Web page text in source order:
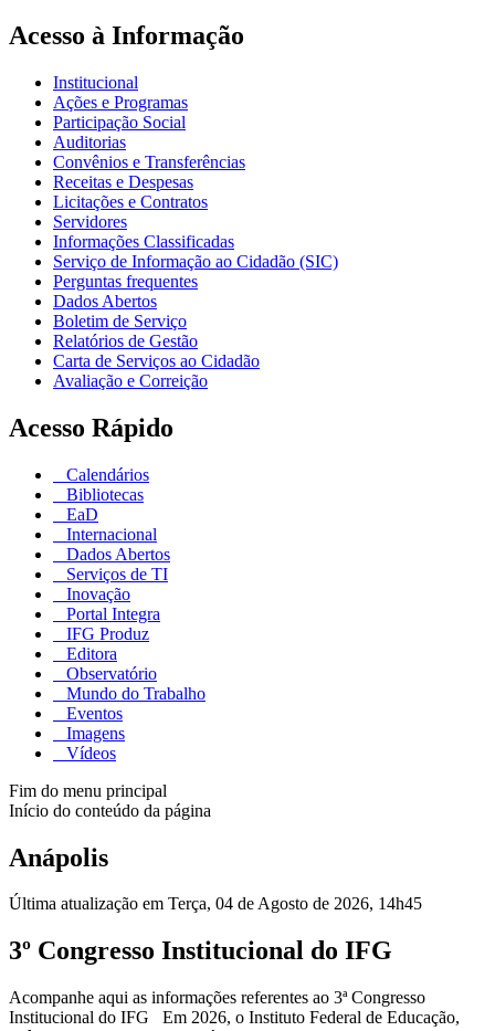
Acesso à Informação
Institucional
Ações e Programas
Participação Social
Auditorias
Convênios e Transferências
Receitas e Despesas
Licitações e Contratos
Servidores
Informações Classificadas
Serviço de Informação ao Cidadão (SIC)
Perguntas frequentes
Dados Abertos
Boletim de Serviço
Relatórios de Gestão
Carta de Serviços ao Cidadão
Avaliação e Correição
Acesso Rápido
Calendários
Bibliotecas
EaD
Internacional
Dados Abertos
Serviços de TI
Inovação
Portal Integra
IFG Produz
Editora
Observatório
Mundo do Trabalho
Eventos
Imagens
Vídeos
Fim do menu principal
Início do conteúdo da página
Anápolis
Última atualização em Terça, 04 de Agosto de 2026, 14h45
3º Congresso Institucional do IFG
Acompanhe aqui as informações referentes ao 3ª Congresso
Institucional do IFG Em 2026, o Instituto Federal de Educação,